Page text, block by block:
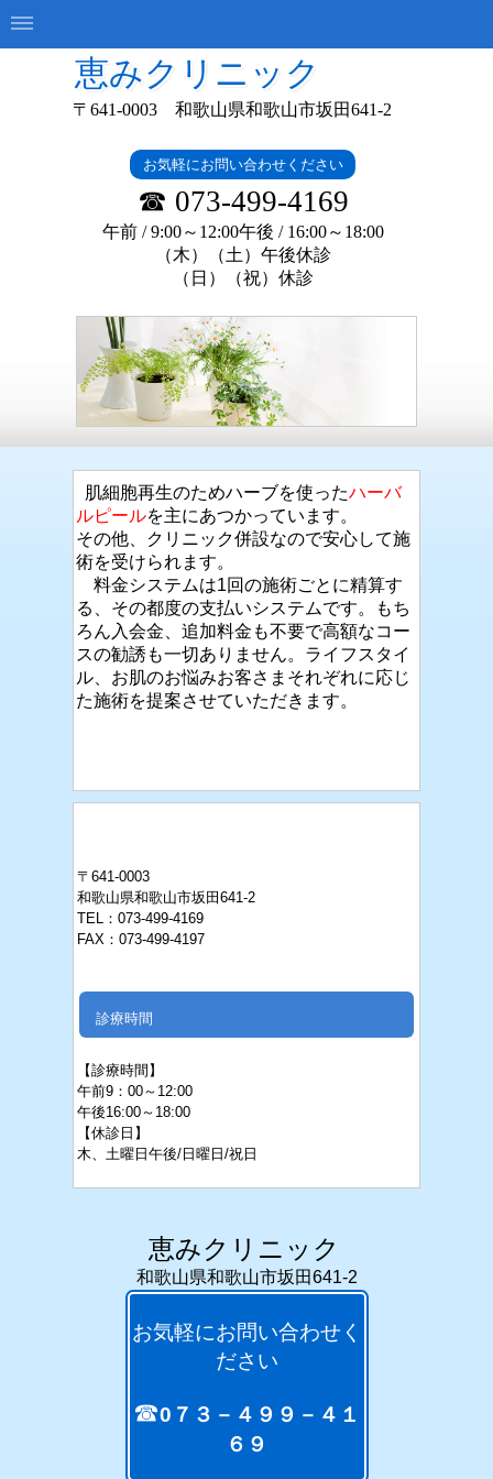
恵みクリニック
〒641-0003 和歌山県和歌山市坂田641-2
お気軽にお問い合わせください
☎ 073-499-4169
午前 / 9:00～12:00午後 / 16:00～18:00
（木）（土）午後休診
（日）（祝）休診
肌細胞再生のためハーブを使ったハーバ
ルピールを主にあつかっています。
その他、クリニック併設なので安心して施
術を受けられます。
料金システムは1回の施術ごとに精算す
る、その都度の支払いシステムです。もち
ろん入会金、追加料金も不要で高額なコー
スの勧誘も一切ありません。ライフスタイ
ル、お肌のお悩みお客さまそれぞれに応じ
た施術を提案させていただきます。
〒641-0003
和歌山県和歌山市坂田641-2
TEL：073-499-4169
FAX：073-499-4197
診療時間
【診療時間】
午前9：00～12:00
午後16:00～18:00
【休診日】
木、 土曜日午後/日曜日/祝日
恵みクリニック
和歌山県和歌山市坂田641-2
お気軽にお問い合わせく
ださい
☎0７３－４９９－４１
６９